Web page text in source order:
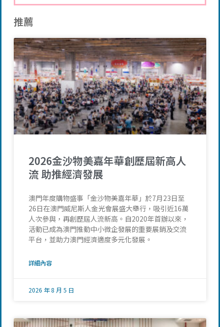
推薦
2026金沙物美嘉年華創歷屆新高人
流 助推經濟發展
澳門年度購物盛事「金沙物美嘉年華」於7月23日至
26日在澳門威尼斯人金光會展盛大舉行，吸引近16萬
人次參與，再創歷屆人流新高。自2020年首辦以來，
活動已成為澳門推動中小微企發展的重要展銷及交流
平台，並助力澳門經濟適度多元化發展。
詳細內容
2026 年 8 月 5 日